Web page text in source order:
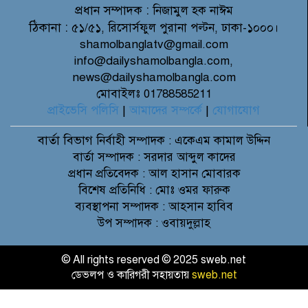
প্রধান সম্পাদক : নিজামুল হক নাঈম
ঠিকানা : ৫১/৫১, রিসোর্সফুল পুরানা পল্টন, ঢাকা-১০০০।
shamolbanglatv@gmail.com
info@dailyshamolbangla.com,
news@dailyshamolbangla.com
মোবাইলঃ 01788585211
প্রাইভেসি পলিসি | আমাদের সম্পর্কে | যোগাযোগ
বার্তা বিভাগনির্বাহী সম্পাদক : একেএম কামাল উদ্দিন
বার্তা সম্পাদক : সরদার আব্দুল কাদের
প্রধান প্রতিবেদক : আল হাসান মোবারক
বিশেষ প্রতিনিধি : মোঃ ওমর ফারুক
ব্যবস্থাপনা সম্পাদক : আহসান হাবিব
উপ সম্পাদক : ওবায়দুল্লাহ
© All rights reserved © 2025 sweb.net
ডেভলপ ও কারিগরী সহায়তায়sweb.net